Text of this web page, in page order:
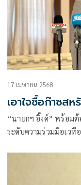
17 เมษายน 2568
“นายกฯ อิ๊งค์” พร้อม
ระดับความร่วมมือเวที